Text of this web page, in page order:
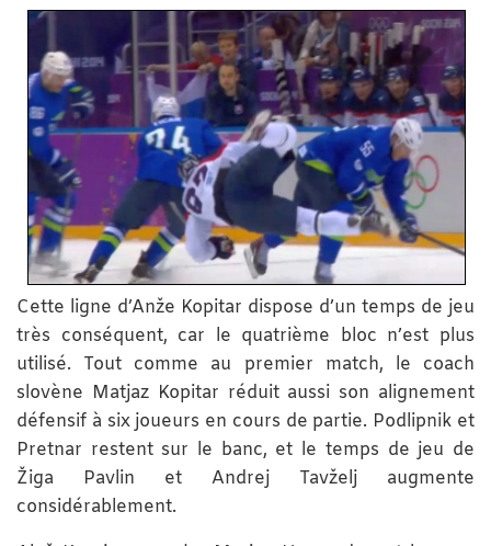
Cette ligne d’Anže Kopitar dispose d’un temps de jeu
très conséquent, car le quatrième bloc n’est plus
utilisé. Tout comme au premier match, le coach
slovène Matjaz Kopitar réduit aussi son alignement
défensif à six joueurs en cours de partie. Podlipnik et
Pretnar restent sur le banc, et le temps de jeu de
Žiga Pavlin et Andrej Tavželj augmente
considérablement.